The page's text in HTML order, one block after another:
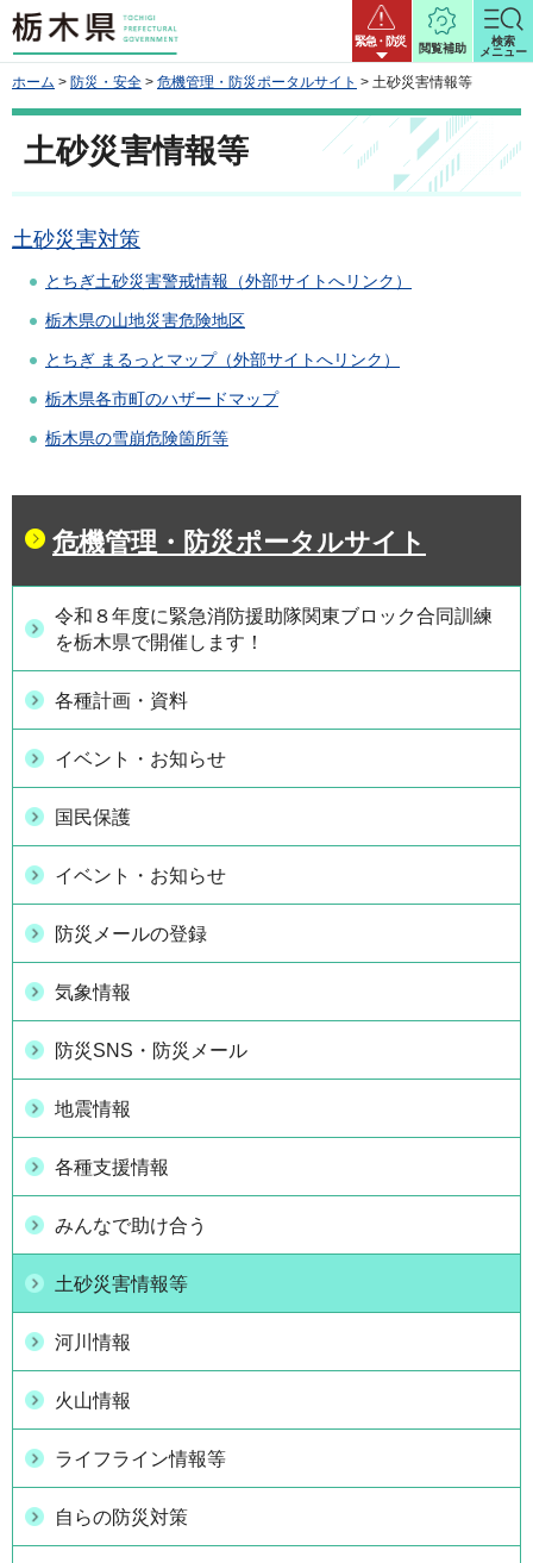
栃木県 緊急・防災
閲覧補助
検索
メニュー
ホーム > 防災・安全 > 危機管理・防災ポータルサイト > 土砂災害情報等
土砂災害情報等
土砂災害対策
とちぎ土砂災害警戒情報（外部サイトへリンク）
栃木県の山地災害危険地区
とちぎ まるっとマップ（外部サイトへリンク）
栃木県各市町のハザードマップ
栃木県の雪崩危険箇所等
危機管理・防災ポータルサイト
令和８年度に緊急消防援助隊関東ブロック合同訓練
を栃木県で開催します！
各種計画・資料
イベント・お知らせ
国民保護
イベント・お知らせ
防災メールの登録
気象情報
防災SNS・防災メール
地震情報
各種支援情報
みんなで助け合う
土砂災害情報等
河川情報
火山情報
ライフライン情報等
自らの防災対策